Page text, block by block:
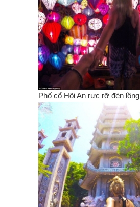
Phố cổ Hội An rực rỡ đèn lồng